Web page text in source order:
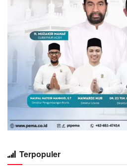
Terpopuler